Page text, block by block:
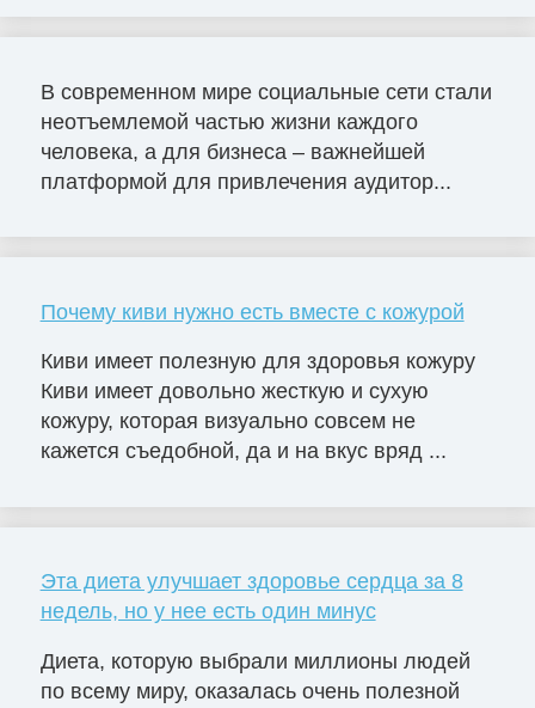
В современном мире социальные сети стали
неотъемлемой частью жизни каждого
человека, а для бизнеса – важнейшей
платформой для привлечения аудитор...
Почему киви нужно есть вместе с кожурой
Киви имеет полезную для здоровья кожуру
Киви имеет довольно жесткую и сухую
кожуру, которая визуально совсем не
кажется съедобной, да и на вкус вряд ...
Эта диета улучшает здоровье сердца за 8
недель, но у нее есть один минус
Диета, которую выбрали миллионы людей
по всему миру, оказалась очень полезной